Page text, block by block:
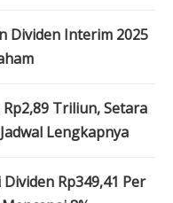
Dividen Interim 2025
Rp2,89 Triliun, Setara
Lengkapnya
Rp349,41 Per